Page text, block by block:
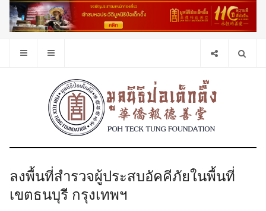
ลงพื้นที่สำรวจผู้ประสบอัคคีภัยในพื้นที่
เขตธนบุรี กรุงเทพฯ